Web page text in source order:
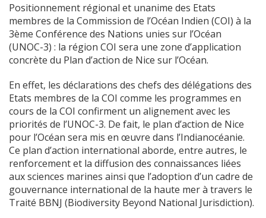
Positionnement régional et unanime des Etats
membres de la Commission de l’Océan Indien (COI) à la
3ème Conférence des Nations unies sur l’Océan
(UNOC-3) : la région COI sera une zone d’application
concrète du Plan d’action de Nice sur l’Océan.
En effet, les déclarations des chefs des délégations des
Etats membres de la COI comme les programmes en
cours de la COI confirment un alignement avec les
priorités de l’UNOC-3. De fait, le plan d’action de Nice
pour l’Océan sera mis en œuvre dans l’Indianocéanie.
Ce plan d’action international aborde, entre autres, le
renforcement et la diffusion des connaissances liées
aux sciences marines ainsi que l’adoption d’un cadre de
gouvernance international de la haute mer à travers le
Traité BBNJ (Biodiversity Beyond National Jurisdiction).